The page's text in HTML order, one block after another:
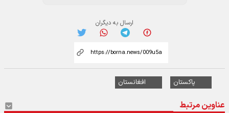
ارسال به دیگران
پاکستان افغانستان
عناوین مرتبط